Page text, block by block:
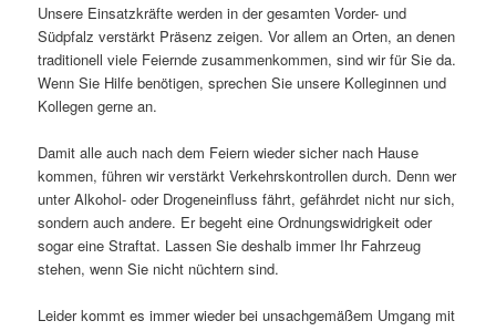
Unsere Einsatzkräfte werden in der gesamten Vorder- und
Südpfalz verstärkt Präsenz zeigen. Vor allem an Orten, an denen
traditionell viele Feiernde zusammenkommen, sind wir für Sie da.
Wenn Sie Hilfe benötigen, sprechen Sie unsere Kolleginnen und
Kollegen gerne an.
Damit alle auch nach dem Feiern wieder sicher nach Hause
kommen, führen wir verstärkt Verkehrskontrollen durch. Denn wer
unter Alkohol- oder Drogeneinfluss fährt, gefährdet nicht nur sich,
sondern auch andere. Er begeht eine Ordnungswidrigkeit oder
sogar eine Straftat. Lassen Sie deshalb immer Ihr Fahrzeug
stehen, wenn Sie nicht nüchtern sind.
Leider kommt es immer wieder bei unsachgemäßem Umgang mit